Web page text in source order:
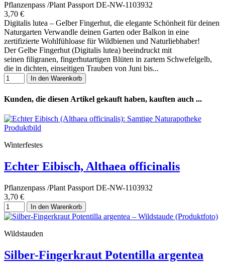
Pflanzenpass /Plant Passport DE-NW-1103932
3,70 €
Digitalis lutea – Gelber Fingerhut, die elegante Schönheit für deinen
Naturgarten Verwandle deinen Garten oder Balkon in eine
zertifizierte Wohlfühloase für Wildbienen und Naturliebhaber!
Der Gelbe Fingerhut (Digitalis lutea) beeindruckt mit
seinen filigranen, fingerhutartigen Blüten in zartem Schwefelgelb,
die in dichten, einseitigen Trauben von Juni bis...
In den Warenkorb
Kunden, die diesen Artikel gekauft haben, kauften auch ...
Winterfestes
Echter Eibisch, Althaea officinalis
Pflanzenpass /Plant Passport DE-NW-1103932
3,70 €
In den Warenkorb
Wildstauden
Silber-Fingerkraut Potentilla argentea